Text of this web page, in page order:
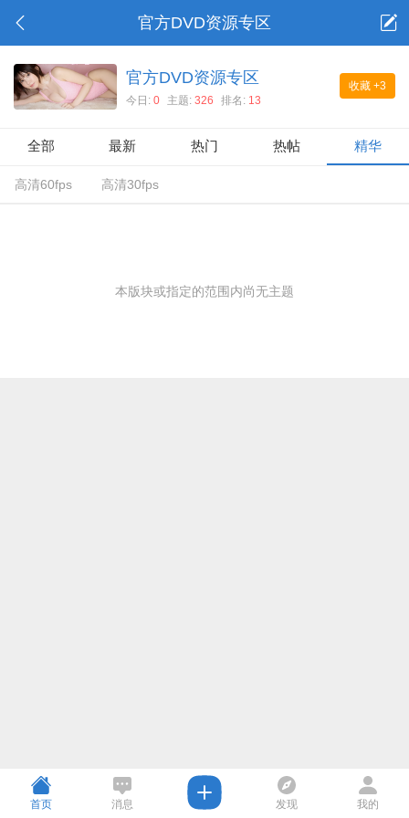
官方DVD资源专区
收藏 +3
官方DVD资源专区
今日: 0 主题: 326 排名: 13
全部 最新 热门 热帖 精华
高清60fps 高清30fps
本版块或指定的范围内尚无主题
首页 消息 发现 我的